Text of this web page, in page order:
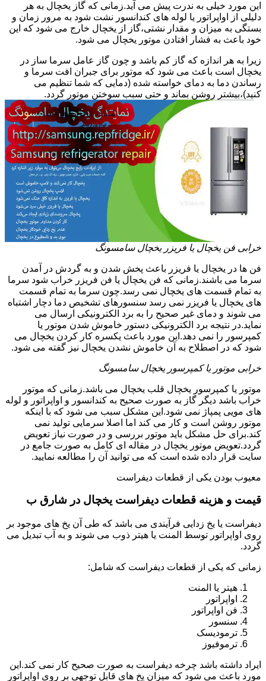
این مورد خیلی به ندرت پیش می آید.زمانی که گاز یخچال به هر
دلیلی از اواپراتور یا لوله های کندانسور نشت شود به مرور زمان و
بستگی به میزان و مقدار نشتی،گاز از یخچال خارج می شود که این
خود باعث به فشار افتادن موتور یخچال می شود.
زیرا به هر اندازه که گاز کم باشد و چون گاز عامل سرما ساز در
یخچال است باعث می شود که موتور برای جبران افت سرما و
رساندن دما به دمای خواسته شده (دمایی که شما تنظیم می
کنید)،بیشتر روشن بماند و حتی سبب سوختن موتور گردد.
خرابی فن یخچال یا فریزر یخچال سامسونگ
فن ها در یخچال یا فریزر باعث پخش شدن و به گردش در آمدن
سرما می باشند.زمانی که فن یخچال یا فن فریزر خراب شود سرما
به تمام قسمت های یخچال نمی رسد.چون سرما به تمام قسمت
های یخچال یا فریزر نمی رسد سنسورهای تشخیص دما دچار اشتباه
می شوند و دمای غیر صحیح را به برد الکترونیکی ارسال می
نماید.در نتیجه برد الکترونیکی دستور خاموش شدن موتور یا
کمپرسور را نمی دهد.این مورد باعث یکسره کار کردن یخچال می
شود که در اصطلاح به آن خاموش نشدن یخچال نیز گفته می شود.
خرابی موتور یا کمپرسور یخچال سامسونگ
موتور یا کمپرسور یخچال قلب یخچال می باشد.زمانی که موتور
خراب باشد دیگر گاز به صورت صحیح به کندانسور و اواپراتور و لوله
های مویی پمپاژ نمی شود.این مشکل سبب می شود که با اینکه
موتور روشن است و کار می کند اما اصلا سرمایی تولید نمی
کند.برای حل مشکل باید موتور بررسی و در صورت نیاز تعویض
گردد.تعویض موتور یخچال در مقاله ای کامل به صورت جامع در
سایت قرار داده شده است که می توانید آن را مطالعه نمایید.
معیوب بودن یکی از قطعات دیفراست
قیمت و هزینه قطعات دیفراست یخچال در شارق ب
دیفراست یا یخ زدایی فرآیندی می باشد که طی آن یخ های موجود بر
روی اواپراتور توسط المنت یا هیتر ذوب می شوند و به آب تبدیل می
گردد.
زمانی که یکی از قطعات دیفراست که شامل:
هیتر یا المنت
اواپراتور
فن اواپراتور
سنسور
ترمودیسک
ترموفیوز
ایراد داشته باشد چرخه دیفراست به صورت صحیح کار نمی کند.این
مورد باعث می شود که میزان یخ های قابل توجهی بر روی اواپراتور